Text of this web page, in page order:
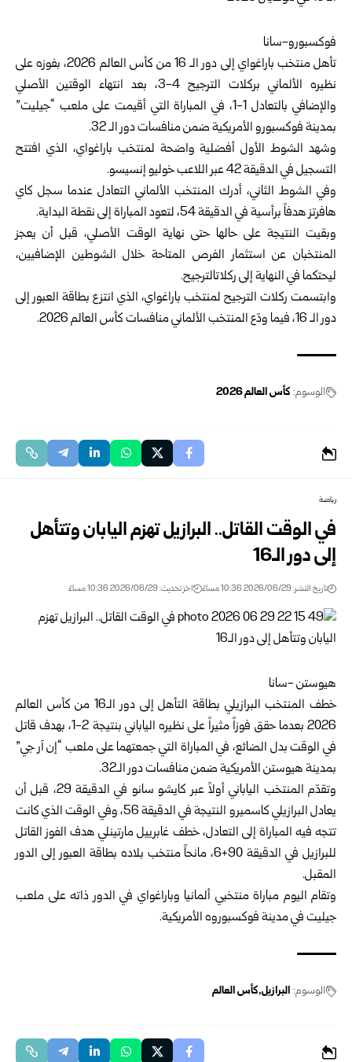
فوكسبورو-سانا ‏
تأهل منتخب باراغواي إلى دور الـ 16 من كأس العالم 2026، بفوزه على
نظيره الألماني بركلات ‏الترجيح 4-3، بعد انتهاء الوقتين الأصلي
والإضافي بالتعادل 1-1، في المباراة التي أقيمت على ‏ملعب “جيليت”
بمدينة فوكسبورو الأمريكية ضمن منافسات دور الـ 32.‏
وشهد الشوط الأول أفضلية واضحة لمنتخب باراغواي، الذي افتتح
التسجيل في الدقيقة 42 عبر ‏اللاعب خوليو إنسيسو.‏
وفي الشوط الثاني، أدرك المنتخب الألماني التعادل عندما سجل كاي
هافرتز هدفاً برأسية في الدقيقة ‌‏54، لتعود المباراة إلى نقطة البداية.‏
وبقيت النتيجة على حالها حتى نهاية الوقت الأصلي، قبل أن يعجز
المنتخبان عن استثمار الفرص ‏المتاحة خلال الشوطين الإضافيين،
ليحتكما في النهاية إلى ركلاتالترجيح.‏
وابتسمت ركلات الترجيح لمنتخب باراغواي، الذي انتزع بطاقة العبور إلى
دور الـ 16، فيما ودّع ‏المنتخب الألماني منافسات كأس العالم 2026.‏
الوسوم: كأس العالم 2026
رياضة
في الوقت القاتل.. البرازيل تهزم اليابان وتتأهل
إلى دور الـ16
تاريخ النشر: 2026/06/29 10:36 مساءً اخر تحديث: 2026/06/29 10:36 مساءً
هيوستن -سانا
خطف المنتخب البرازيلي بطاقة التأهل إلى دور الـ16 من كأس العالم
2026 بعدما حقق فوزاً مثيراً على نظيره الياباني بنتيجة 2-1، بهدف قاتل
في الوقت بدل الضائع، في المباراة التي جمعتهما على ملعب “إن آر جي”
بمدينة هيوستن الأمريكية ضمن منافسات دور الـ32.
وتقدّم المنتخب الياباني أولاً عبر كايشو سانو في الدقيقة 29، قبل أن
يعادل البرازيلي كاسميرو النتيجة في الدقيقة 56، وفي الوقت الذي كانت
تتجه فيه المباراة إلى التعادل، خطف غابرييل مارتينلي هدف الفوز القاتل
للبرازيل في الدقيقة 90+6، مانحاً منتخب بلاده بطاقة العبور إلى الدور
المقبل.
وتقام اليوم مباراة منتخبي ألمانيا وباراغواي في الدور ذاته على ملعب
جيليت في مدينة فوكسبوروه الأمريكية.
الوسوم: البرازيل كأس العالم